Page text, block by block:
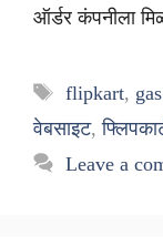
ऑर्डर कंपनीला
Tags
flipkart,
वेबसाइट,
Leave a